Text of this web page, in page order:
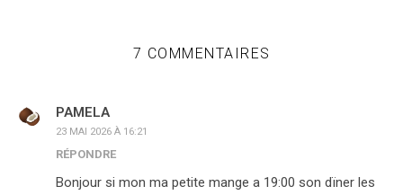
7 COMMENTAIRES
PAMELA
23 MAI 2026 À 16:21
RÉPONDRE
Bonjour si mon ma petite mange a 19:00 son dïner les